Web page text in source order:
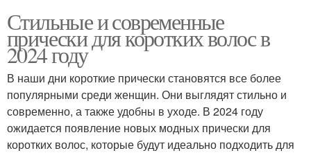
Стильные и современные
прически для коротких волос в
2024 году
В наши дни короткие прически становятся все более
популярными среди женщин. Они выглядят стильно и
современно, а также удобны в уходе. В 2024 году
ожидается появление новых модных прически для
коротких волос, которые будут идеально подходить для